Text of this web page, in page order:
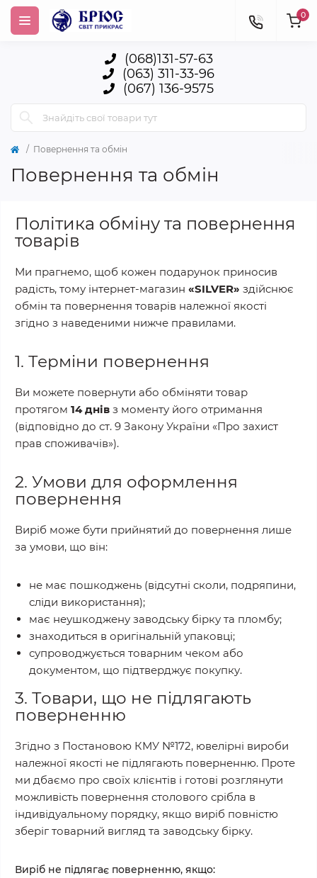
(068)131-57-63
(063) 311-33-96
(067) 136-9575
0
Повернення та обмін
Повернення та обмін
Політика обміну та повернення
товарів
Ми прагнемо, щоб кожен подарунок приносив
радість, тому інтернет-магазин «SILVER» здійснює
обмін та повернення товарів належної якості
згідно з наведеними нижче правилами.
1. Терміни повернення
Ви можете повернути або обміняти товар
протягом 14 днів з моменту його отримання
(відповідно до ст. 9 Закону України «Про захист
прав споживачів»).
2. Умови для оформлення
повернення
Виріб може бути прийнятий до повернення лише
за умови, що він:
не має пошкоджень (відсутні сколи, подряпини,
сліди використання);
має неушкоджену заводську бірку та пломбу;
знаходиться в оригінальній упаковці;
супроводжується товарним чеком або
документом, що підтверджує покупку.
3. Товари, що не підлягають
поверненню
Згідно з Постановою КМУ №172, ювелірні вироби
належної якості не підлягають поверненню. Проте
ми дбаємо про своїх клієнтів і готові розглянути
можливість повернення столового срібла в
індивідуальному порядку, якщо виріб повністю
зберіг товарний вигляд та заводську бірку.
Виріб не підлягає поверненню, якщо: